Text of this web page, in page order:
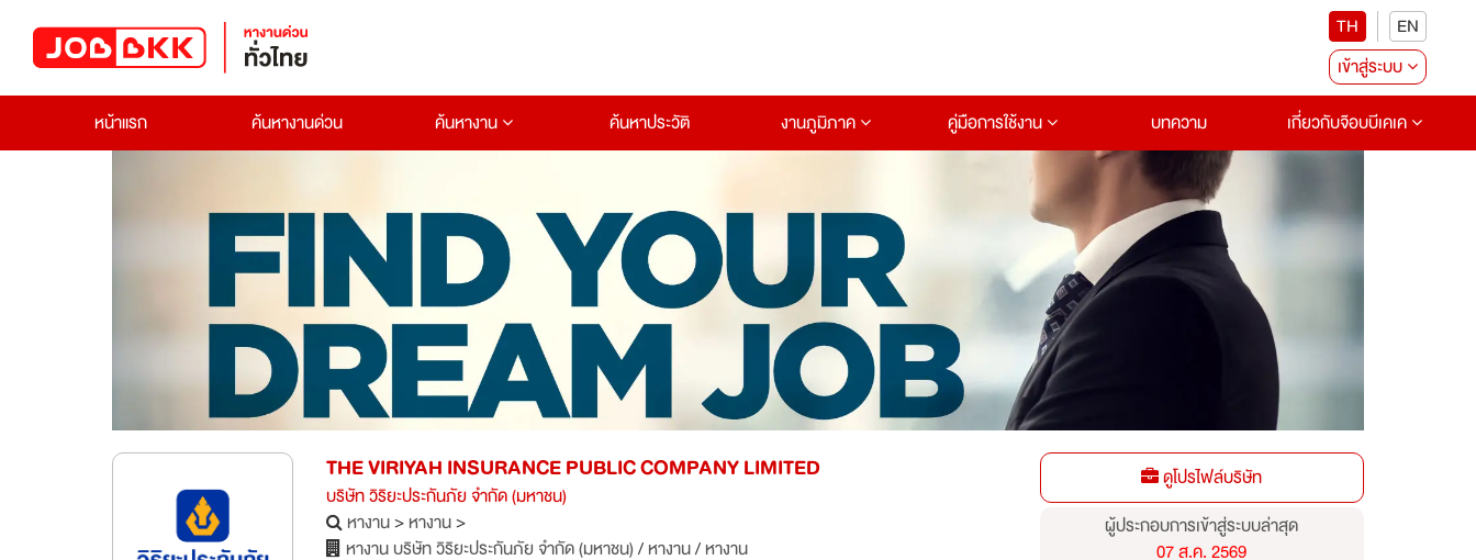
TH
EN
เข้าสู่ระบบ
หน้าแรก
ค้นหางานด่วน ค้นหางาน ค้นหาประวัติ งานภูมิภาค คู่มือการใช้งาน บทความ เกี่ยวกับจ๊อบบีเคเค
THE VIRIYAH INSURANCE PUBLIC COMPANY LIMITED
บริษัท วิริยะประกันภัย จำกัด (มหาชน)
หางาน>หางาน>
หางาน บริษัท วิริยะประกันภัย จำกัด (มหาชน)/หางาน/หางาน
ดูโปรไฟล์บริษัท
ผู้ประกอบการเข้าสู่ระบบล่าสุด
07 ส.ค. 2569